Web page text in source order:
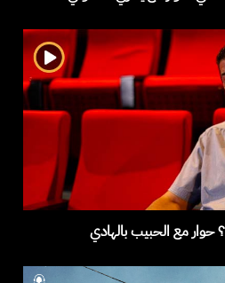
حوار مع الحبيب بالهادي